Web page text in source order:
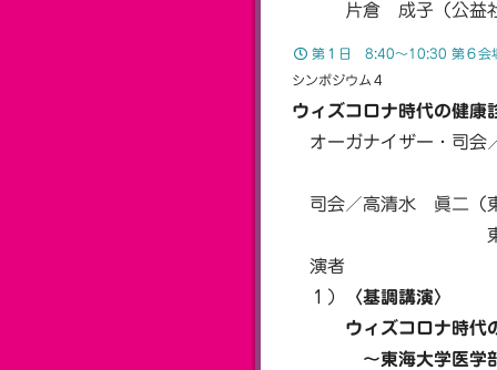
片倉 成子（公益社
第１日 8:40〜10:30 第６会
シンポジウム４
ウィズコロナ時代の健
オーガナイザー・司会
司会／高清水 眞二（
東海大学医学
演者
１）
〈基調講演〉
ウィズコロナ時代の
〜東海大学医学部健